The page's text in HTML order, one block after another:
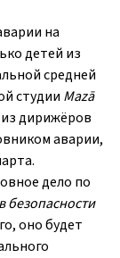
на
детей из
средней
студии Mazā
дирижёров
аварии,
дело по
безопасности
оно будет